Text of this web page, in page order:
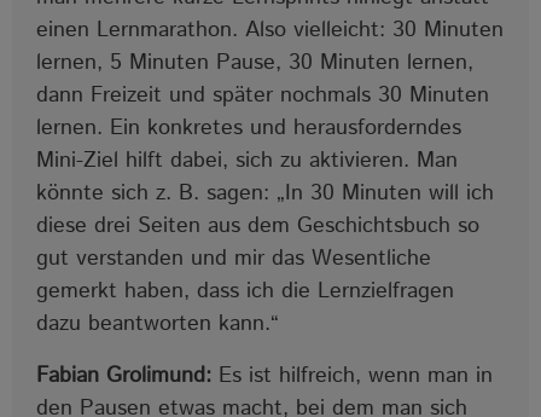
einen Lernmarathon. Also vielleicht: 30 Minuten
lernen, 5 Minuten Pause, 30 Minuten lernen,
dann Freizeit und später nochmals 30 Minuten
lernen. Ein konkretes und herausforderndes
Mini-Ziel hilft dabei, sich zu aktivieren. Man
könnte sich z. B. sagen: „In 30 Minuten will ich
diese drei Seiten aus dem Geschichtsbuch so
gut verstanden und mir das Wesentliche
gemerkt haben, dass ich die Lernzielfragen
dazu beantworten kann.“
Fabian Grolimund: Es ist hilfreich, wenn man in
den Pausen etwas macht, bei dem man sich